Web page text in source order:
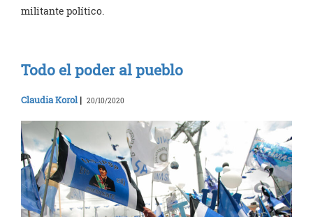
militante político.
Todo el poder al pueblo
Claudia Korol | 20/10/2020